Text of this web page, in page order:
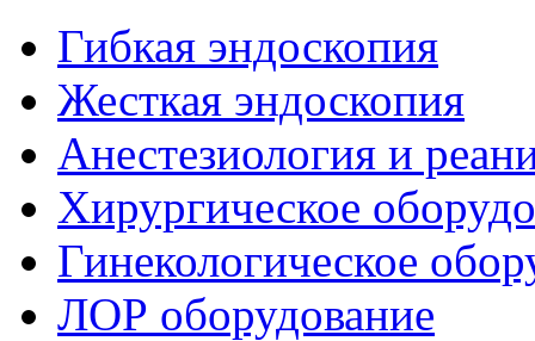
Гибкая эндоскопия
Жесткая эндоскопия
Анестезиология и
Хирургическое
Гинекологическое
ЛОР оборудование